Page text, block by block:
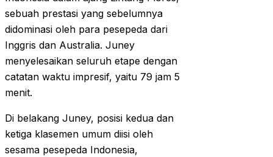
sebuah prestasi yang sebelumnya
didominasi oleh para pesepeda dari
Inggris dan Australia. Juney
menyelesaikan seluruh etape dengan
catatan waktu impresif, yaitu 79 jam 5
menit.
Di belakang Juney, posisi kedua dan
ketiga klasemen umum diisi oleh
sesama pesepeda Indonesia,